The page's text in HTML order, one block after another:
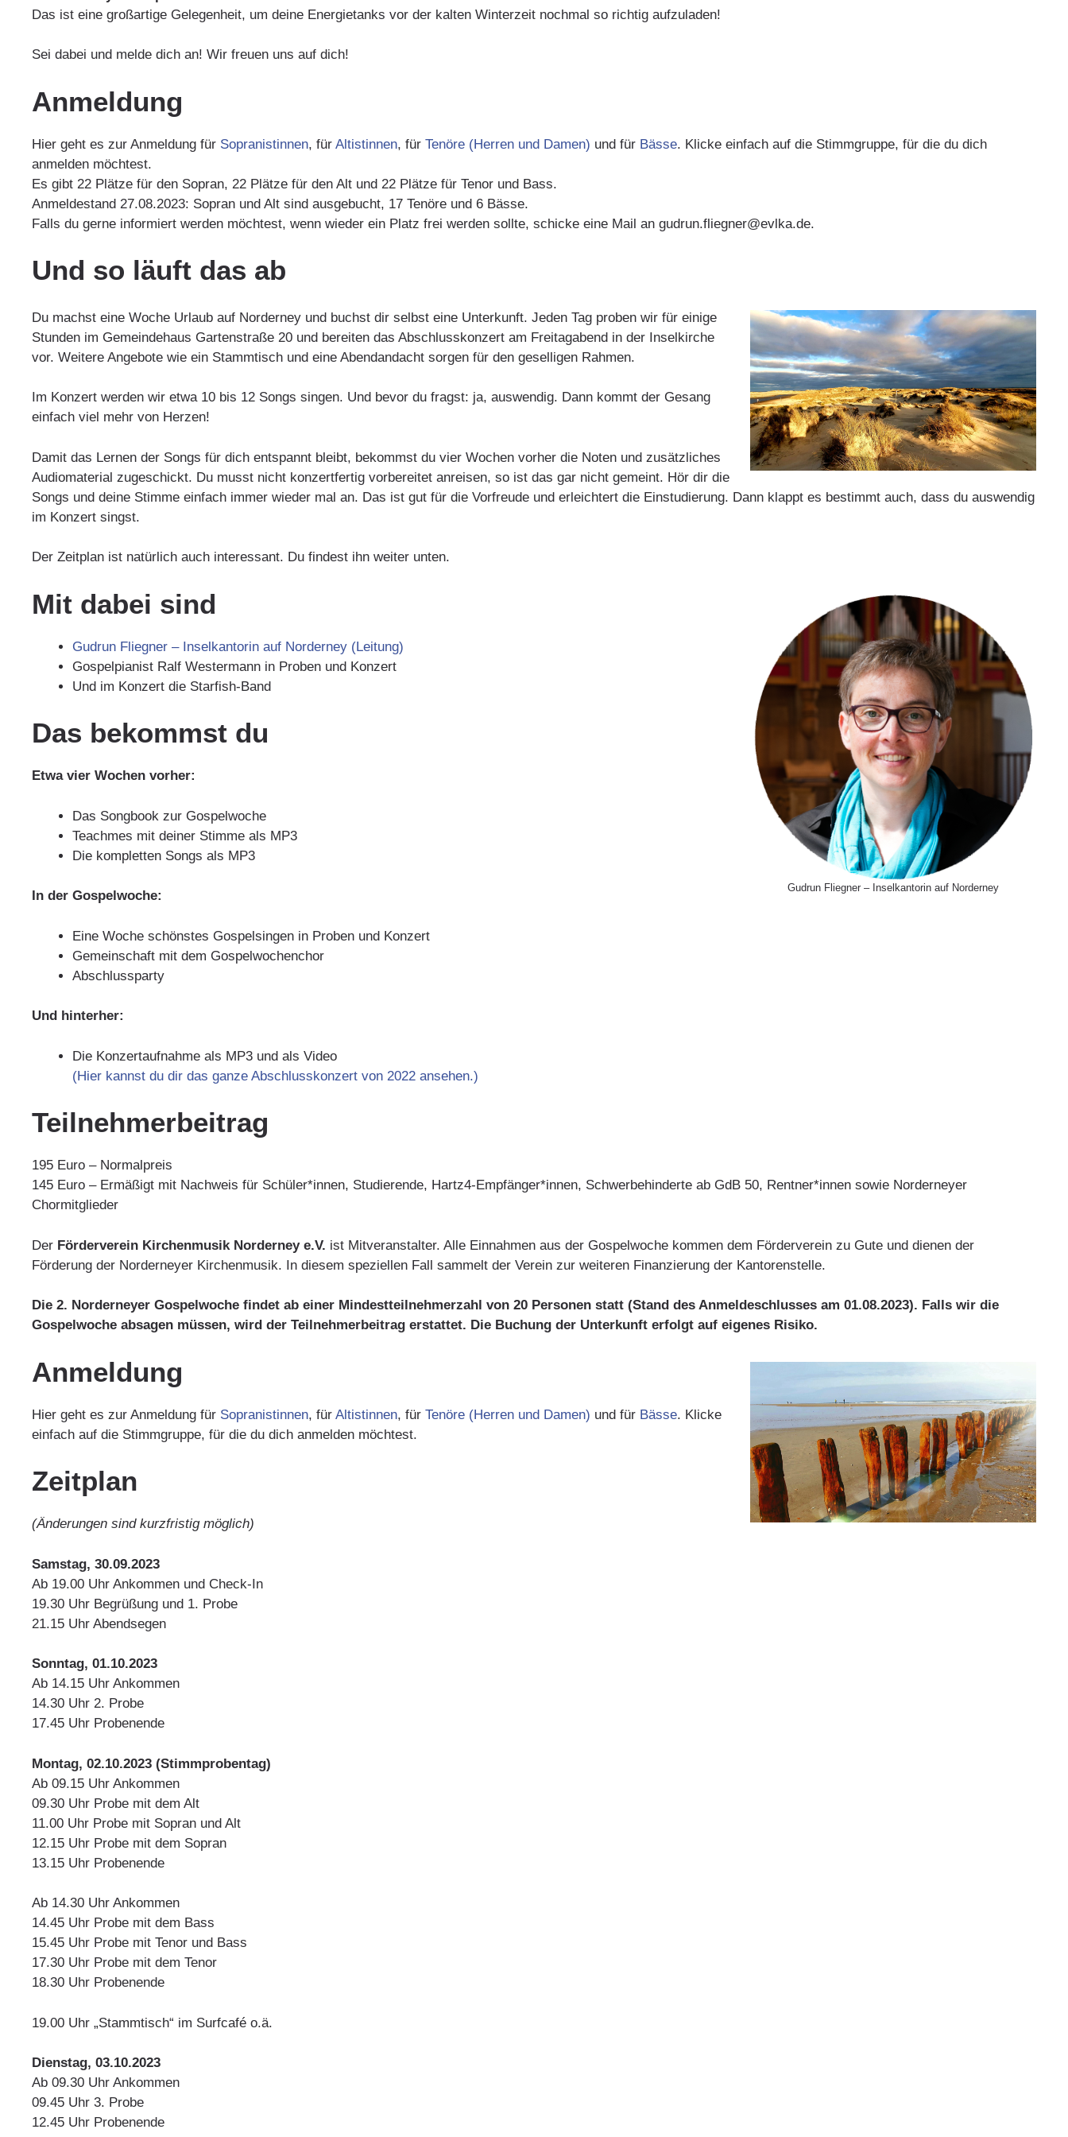
Das ist eine großartige Gelegenheit, um deine Energietanks vor der kalten Winterzeit nochmal so richtig aufzuladen!
Sei dabei und melde dich an! Wir freuen uns auf dich!
Anmeldung
Hier geht es zur Anmeldung für Sopranistinnen, für Altistinnen, für Tenöre (Herren und Damen) und für Bässe. Klicke einfach auf die Stimmgruppe, für die du dich
anmelden möchtest.
Es gibt 22 Plätze für den Sopran, 22 Plätze für den Alt und 22 Plätze für Tenor und Bass.
Anmeldestand 27.08.2023: Sopran und Alt sind ausgebucht, 17 Tenöre und 6 Bässe.
Falls du gerne informiert werden möchtest, wenn wieder ein Platz frei werden sollte, schicke eine Mail an gudrun.fliegner@evlka.de.
Und so läuft das ab
Du machst eine Woche Urlaub auf Norderney und buchst dir selbst eine Unterkunft. Jeden Tag proben wir für einige
Stunden im Gemeindehaus Gartenstraße 20 und bereiten das Abschlusskonzert am Freitagabend in der Inselkirche
vor. Weitere Angebote wie ein Stammtisch und eine Abendandacht sorgen für den geselligen Rahmen.
Im Konzert werden wir etwa 10 bis 12 Songs singen. Und bevor du fragst: ja, auswendig. Dann kommt der Gesang
einfach viel mehr von Herzen!
Damit das Lernen der Songs für dich entspannt bleibt, bekommst du vier Wochen vorher die Noten und zusätzliches
Audiomaterial zugeschickt. Du musst nicht konzertfertig vorbereitet anreisen, so ist das gar nicht gemeint. Hör dir die
Songs und deine Stimme einfach immer wieder mal an. Das ist gut für die Vorfreude und erleichtert die Einstudierung. Dann klappt es bestimmt auch, dass du auswendig
im Konzert singst.
Der Zeitplan ist natürlich auch interessant. Du findest ihn weiter unten.
Gudrun Fliegner – Inselkantorin auf Norderney
Mit dabei sind
Gudrun Fliegner – Inselkantorin auf Norderney (Leitung)
Gospelpianist Ralf Westermann in Proben und Konzert
Und im Konzert die Starfish-Band
Das bekommst du
Etwa vier Wochen vorher:
Das Songbook zur Gospelwoche
Teachmes mit deiner Stimme als MP3
Die kompletten Songs als MP3
In der Gospelwoche:
Eine Woche schönstes Gospelsingen in Proben und Konzert
Gemeinschaft mit dem Gospelwochenchor
Abschlussparty
Und hinterher:
Die Konzertaufnahme als MP3 und als Video
(Hier kannst du dir das ganze Abschlusskonzert von 2022 ansehen.)
Teilnehmerbeitrag
195 Euro – Normalpreis
145 Euro – Ermäßigt mit Nachweis für Schüler*innen, Studierende, Hartz4-Empfänger*innen, Schwerbehinderte ab GdB 50, Rentner*innen sowie Norderneyer
Chormitglieder
Der Förderverein Kirchenmusik Norderney e.V. ist Mitveranstalter. Alle Einnahmen aus der Gospelwoche kommen dem Förderverein zu Gute und dienen der
Förderung der Norderneyer Kirchenmusik. In diesem speziellen Fall sammelt der Verein zur weiteren Finanzierung der Kantorenstelle.
Die 2. Norderneyer Gospelwoche findet ab einer Mindestteilnehmerzahl von 20 Personen statt (Stand des Anmeldeschlusses am 01.08.2023). Falls wir die
Gospelwoche absagen müssen, wird der Teilnehmerbeitrag erstattet. Die Buchung der Unterkunft erfolgt auf eigenes Risiko.
Anmeldung
Hier geht es zur Anmeldung für Sopranistinnen, für Altistinnen, für Tenöre (Herren und Damen) und für Bässe. Klicke
einfach auf die Stimmgruppe, für die du dich anmelden möchtest.
Zeitplan
(Änderungen sind kurzfristig möglich)
Samstag, 30.09.2023
Ab 19.00 Uhr Ankommen und Check-In
19.30 Uhr Begrüßung und 1. Probe
21.15 Uhr Abendsegen
Sonntag, 01.10.2023
Ab 14.15 Uhr Ankommen
14.30 Uhr 2. Probe
17.45 Uhr Probenende
Montag, 02.10.2023 (Stimmprobentag)
Ab 09.15 Uhr Ankommen
09.30 Uhr Probe mit dem Alt
11.00 Uhr Probe mit Sopran und Alt
12.15 Uhr Probe mit dem Sopran
13.15 Uhr Probenende
Ab 14.30 Uhr Ankommen
14.45 Uhr Probe mit dem Bass
15.45 Uhr Probe mit Tenor und Bass
17.30 Uhr Probe mit dem Tenor
18.30 Uhr Probenende
19.00 Uhr „Stammtisch“ im Surfcafé o.ä.
Dienstag, 03.10.2023
Ab 09.30 Uhr Ankommen
09.45 Uhr 3. Probe
12.45 Uhr Probenende